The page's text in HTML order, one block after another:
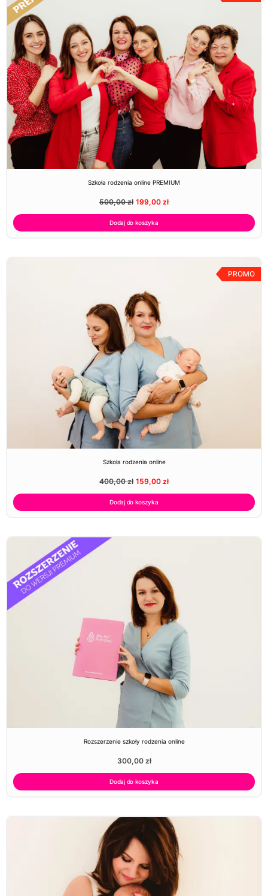
Szkoła rodzenia online PREMIUM
500,00zł 199,00 zł
Dodaj do koszyka
PROMO
Szkoła rodzenia online
400,00zł 159,00 zł
Dodaj do koszyka
Rozszerzenie szkoły rodzenia online
300,00 zł
Dodaj do koszyka